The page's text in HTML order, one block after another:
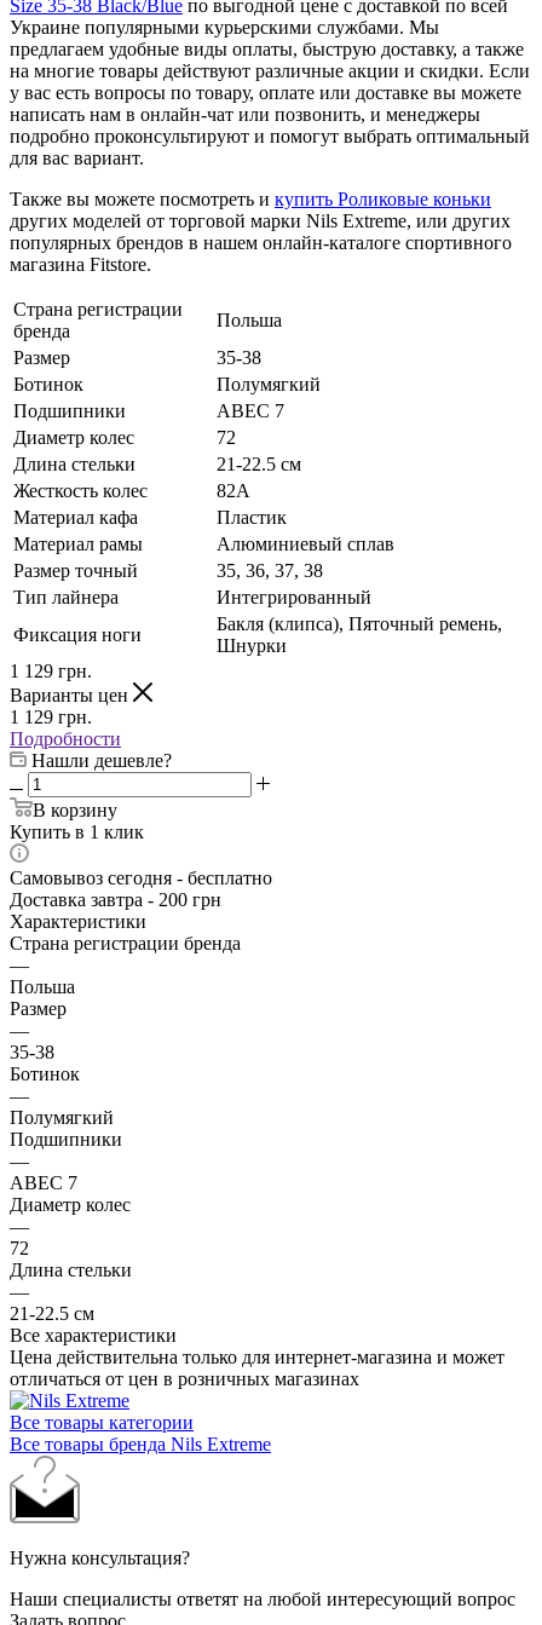
Size 35-38 Black/Blue по выгодной цене с доставкой по всей
Украине популярными курьерскими службами. Мы
предлагаем удобные виды оплаты, быструю доставку, а также
на многие товары действуют различные акции и скидки. Если
у вас есть вопросы по товару, оплате или доставке вы можете
написать нам в онлайн-чат или позвонить, и менеджеры
подробно проконсультируют и помогут выбрать оптимальный
для вас вариант.
Также вы можете посмотреть и купить Роликовые коньки
других моделей от торговой марки Nils Extreme, или других
популярных брендов в нашем онлайн-каталоге спортивного
магазина Fitstore.
Страна регистрации
бренда
Польша
Размер
35-38
Ботинок
Полумягкий
Подшипники
ABEC 7
Диаметр колес
72
Длина стельки
21-22.5 см
Жесткость колес
82А
Материал кафа
Пластик
Материал рамы
Алюминиевый сплав
Размер точный
35, 36, 37, 38
Тип лайнера
Интегрированный
Фиксация ноги
Бакля (клипса), Пяточный ремень,
Шнурки
1 129 грн.
Варианты цен
1 129 грн.
Подробности
Нашли дешевле?
В корзину
Купить в 1 клик
Самовывоз сегодня - бесплатно
Доставка завтра - 200 грн
Характеристики
Страна регистрации бренда
—
Польша
Размер
—
35-38
Ботинок
—
Полумягкий
Подшипники
—
ABEC 7
Диаметр колес
—
72
Длина стельки
—
21-22.5 см
Все характеристики
Цена действительна только для интернет-магазина и может
отличаться от цен в розничных магазинах
Все товары категории
Все товары бренда Nils Extreme
Нужна консультация?
Наши специалисты ответят на любой интересующий вопрос
Задать вопрос